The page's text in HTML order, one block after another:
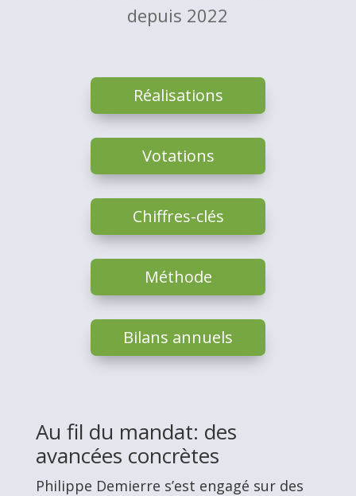
depuis 2022
Réalisations
Votations
Chiffres-clés
Méthode
Bilans annuels
Au fil du mandat: des
avancées concrètes
Philippe Demierre s’est engagé sur des